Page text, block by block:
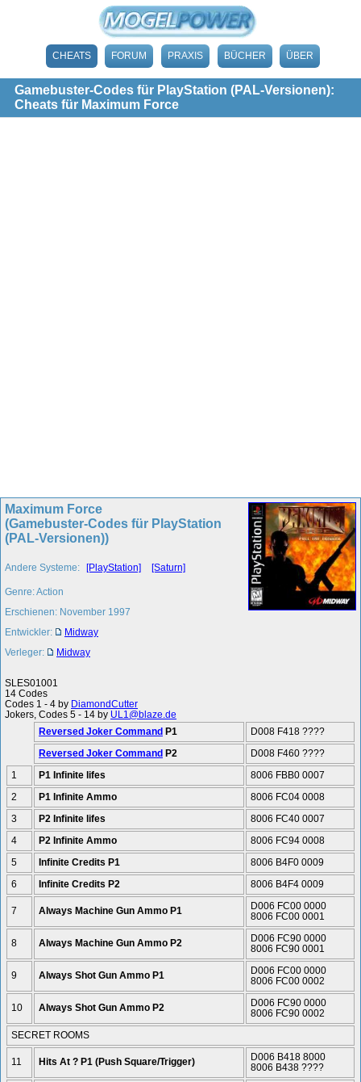
CHEATS FORUM PRAXIS BÜCHER ÜBER
Gamebuster-Codes für PlayStation (PAL-Versionen):
Cheats für Maximum Force
Maximum Force
(Gamebuster-Codes für PlayStation
(PAL-Versionen))
Andere Systeme: [PlayStation] [Saturn]
Genre: Action
Erschienen: November 1997
Entwickler:
Midway
Verleger:
Midway
SLES01001
14 Codes
Codes 1 - 4 by DiamondCutter
Jokers, Codes 5 - 14 by UL1@blaze.de
Reversed Joker Command P1 D008 F418 ????
Reversed Joker Command P2 D008 F460 ????
1
P1 Infinite lifes
8006 FBB0 0007
2
P1 Infinite Ammo
8006 FC04 0008
3
P2 Infinite lifes
8006 FC40 0007
4
P2 Infinite Ammo
8006 FC94 0008
5
Infinite Credits P1
8006 B4F0 0009
6
Infinite Credits P2 8006 B4F4 0009
7 Always Machine Gun Ammo P1
D006 FC00 0000
8006 FC00 0001
8 Always Machine Gun Ammo P2
D006 FC90 0000
8006 FC90 0001
9 Always Shot Gun Ammo P1
D006 FC00 0000
8006 FC00 0002
10 Always Shot Gun Ammo P2
D006 FC90 0000
8006 FC90 0002
SECRET ROOMS
11 Hits At ? P1 (Push Square/Trigger)
D006 B418 8000
8006 B438 ????